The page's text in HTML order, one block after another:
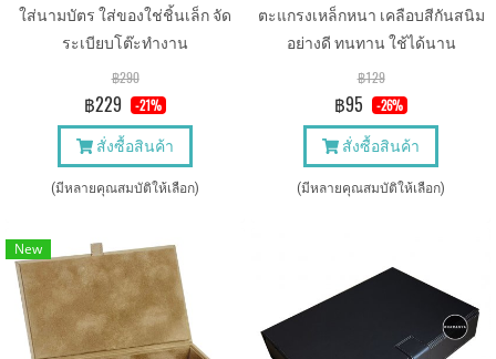
ใส่นามบัตร ใส่ของใช่ชิ้นเล็ก จัด
ระเบียบโต๊ะทำงาน
฿290
฿229 -21%
สั่งซื้อสินค้า
(มีหลายคุณสมบัติให้เลือก)
ตะแกรงเหล็กหนา เคลือบสีกันสนิม
อย่างดี ทนทาน ใช้ได้นาน
฿129
฿95 -26%
สั่งซื้อสินค้า
(มีหลายคุณสมบัติให้เลือก)
New